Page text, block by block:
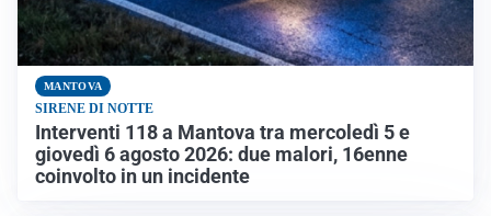
MANTOVA
SIRENE DI NOTTE
Interventi 118 a Mantova tra mercoledì 5 e
giovedì 6 agosto 2026: due malori, 16enne
coinvolto in un incidente